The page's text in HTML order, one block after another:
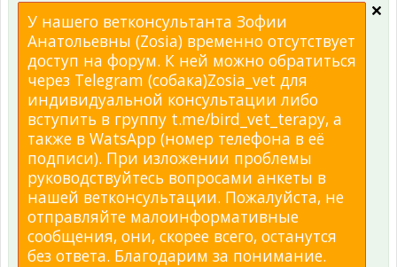
У нашего ветконсультанта Зофии
Анатольевны (Zosia) временно отсутствует
доступ на форум. К ней можно обратиться
через Telegram (собака)Zosia_vet для
индивидуальной консультации либо
вступить в группу t.me/bird_vet_terapy, а
также в WatsApp (номер телефона в её
подписи). При изложении проблемы
руководствуйтесь вопросами анкеты в
нашей ветконсультации. Пожалуйста, не
отправляйте малоинформативные
сообщения, они, скорее всего, останутся
без ответа. Благодарим за понимание.